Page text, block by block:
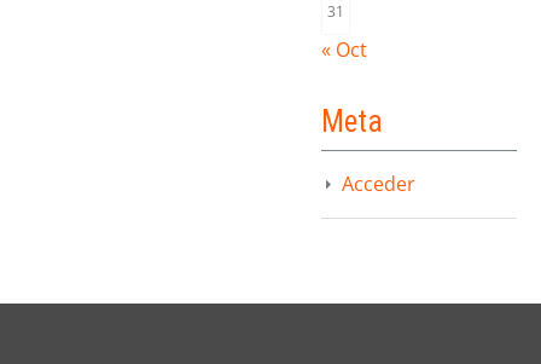
31
« Oct
Meta
Acceder